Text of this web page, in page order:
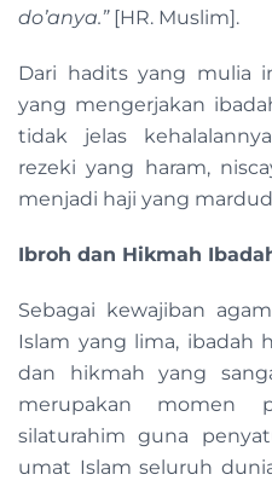
do’anya.”[HR. Muslim].
Dari hadits yang mulia
yang mengerjakan
tidak jelas
rezeki yang haram,
menjadi haji yang
Ibroh dan Hikmah
Sebagai kewajiban
Islam yang lima, ibadah
dan hikmah yang
merupakan momen
silaturahim guna
umat Islam seluruh